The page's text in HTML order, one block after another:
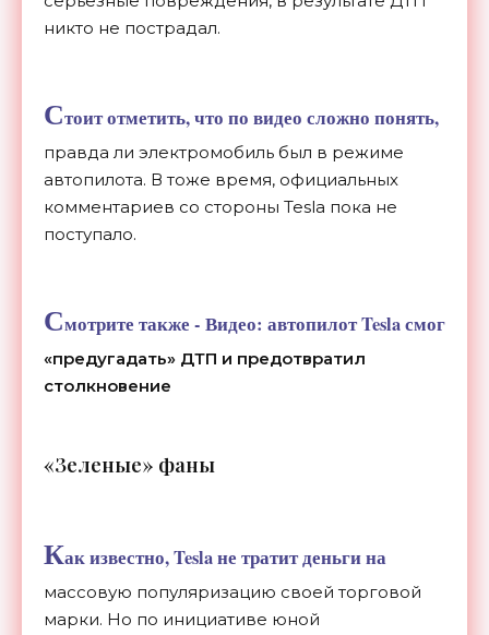
никто не пострадал.
Стоит отметить, что по видео сложно понять,
правда ли электромобиль был в режиме
автопилота. В тоже время, официальных
комментариев со стороны Tesla пока не
поступало.
Смотрите также - Видео: автопилот Tesla смог
«предугадать» ДТП и предотвратил
столкновение
«Зеленые» фаны
Как известно, Teslaне тратит деньгина
массовую популяризацию своей торговой
марки. Но по инициативе юной